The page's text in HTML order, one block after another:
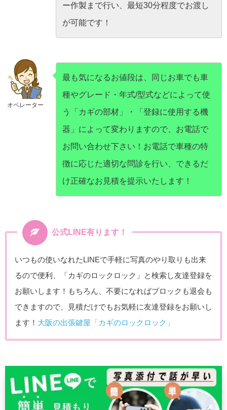
ー作製まで行い、最短30分程度でお渡し
が可能です！
オペレーター
最も気になるお値段は、同じお車でも車
種やグレード・年式/型式などによって使
う「カギの部材」・「登録に使用する機
器」によって変わりますので、お電話で
お問い合わせ下さい！お電話で車種の特
徴に応じた適切な問診を行い、できるだ
け正確なお見積を提示いたします！
公式LINE有ります！
いつもの使いなれたLINEで手軽に写真のやり取りも出来
るので便利、「カギのロックロック」と検索し友達登録を
お願いします！もちろん、不要になればブロックも退会も
できますので、見積だけでもお気軽に友達登録をお願いし
ます！ 大阪の出張鍵屋「カギのロックロック」